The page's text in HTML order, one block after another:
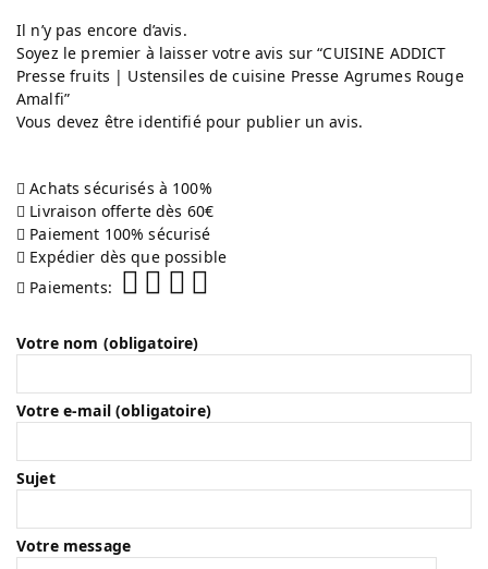
Il n’y pas encore d’avis.
Soyez le premier à laisser votre avis sur “CUISINE ADDICT
Presse fruits | Ustensiles de cuisine Presse Agrumes Rouge
Amalfi”
Vous devez être identifiépour publier un avis.
Achats sécurisés à 100%
Livraison offerte dès 60€
Paiement 100% sécurisé
Expédier dès que possible
Paiements:
Votre nom (obligatoire)
Votre e-mail (obligatoire)
Sujet
Votre message